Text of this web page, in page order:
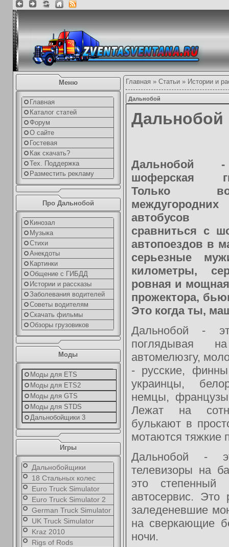
Меню
Главная
Каталог статей
Форум
О сайте
Гостевая
Как скачать?
Тех. Поддержка
Разместить рекламу
Про Дальнобой
Кинозал
Музыка
Стихи
Анекдоты
Картинки
Общение с ГИБДД
Истории и рассказы
Заболевания водителей
Советы водителям
Скачать фильмы
Обзоры грузовиков
Моды
Моды для ETS
Моды для ETS2
Моды для GTS
Моды для STDS
Дальнобойщики 3
Игры
Дальнобойщики
18 Стальных колес
Euro Truck Simulator
Euro Truck Simulator 2
German Truck Simulator
UK Truck Simulator
Kraz 2010
Rigs of Rods
Главная » Статьи» Истории и
Дальнобой
Дальнобой
Дальнобой
шоферская
Только
междугородних
автобусов
сравниться с
автопоездов в
серьезные
километры,
ровная и
прожектора,
Это когда ты,
Дальнобой -
поглядывая
автомелюзгу,
- русские,
украинцы,
немцы,
Лежат на
булькают в
мотаются тяжкие
Дальнобой -
телевизоры на
это
автосервис. Это
заледеневшие
на сверкающие
ночи.